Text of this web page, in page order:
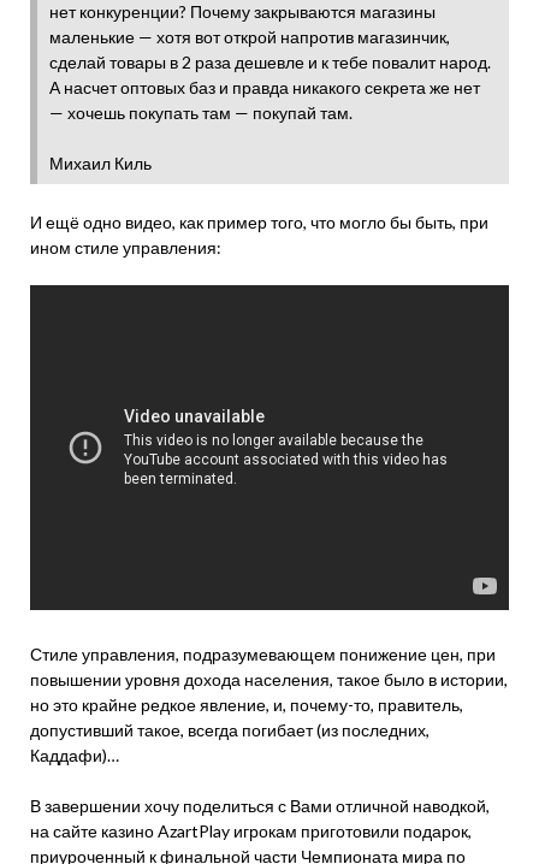
нет конкуренции? Почему закрываются магазины
маленькие — хотя вот открой напротив магазинчик,
сделай товары в 2 раза дешевле и к тебе повалит народ.
А насчет оптовых баз и правда никакого секрета же нет
— хочешь покупать там — покупай там.
Михаил Киль
И ещё одно видео, как пример того, что могло бы быть, при
ином стиле управления:
Стиле управления, подразумевающем понижение цен, при
повышении уровня дохода населения, такое было в истории,
но это крайне редкое явление, и, почему-то, правитель,
допустивший такое, всегда погибает (из последних,
Каддафи)…
В завершении хочу поделиться с Вами отличной наводкой,
на сайте казино AzartPlay игрокам приготовили подарок,
приуроченный к финальной части Чемпионата мира по